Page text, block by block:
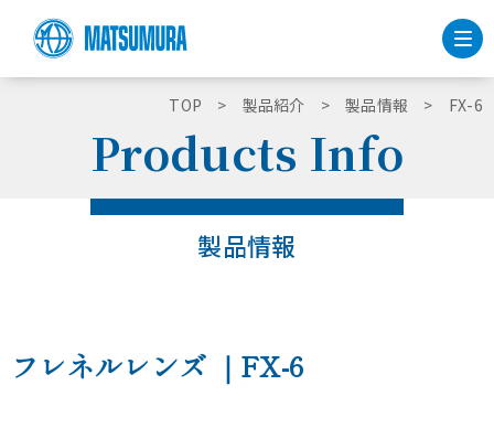
TOP 製品紹介 製品情報 FX-6
Products Info
製品情報
フレネルレンズ ｜FX-6